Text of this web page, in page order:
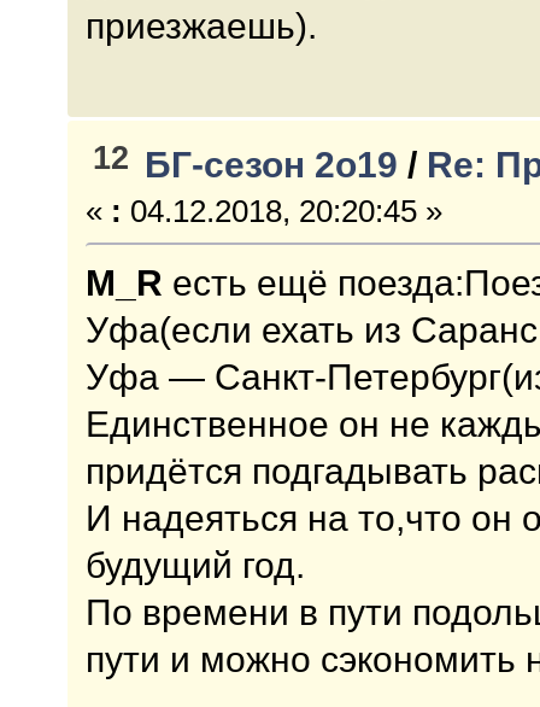
приезжаешь).
12 БГ-сезон 2о19 / Re:
« : 04.12.2018, 20:20:45 »
M_R есть ещё
Уфа(если ехать из
Уфа — Санкт-
Единственное он не
придётся подгадывать
И надеяться на то,что он
будущий год.
По времени в пути
пути и можно сэкономить